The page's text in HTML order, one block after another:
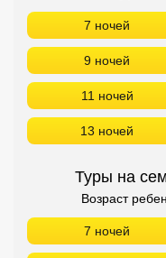
7 ночей
9 ночей
11 ночей
13 ночей
Туры на
Возраст
7 ночей